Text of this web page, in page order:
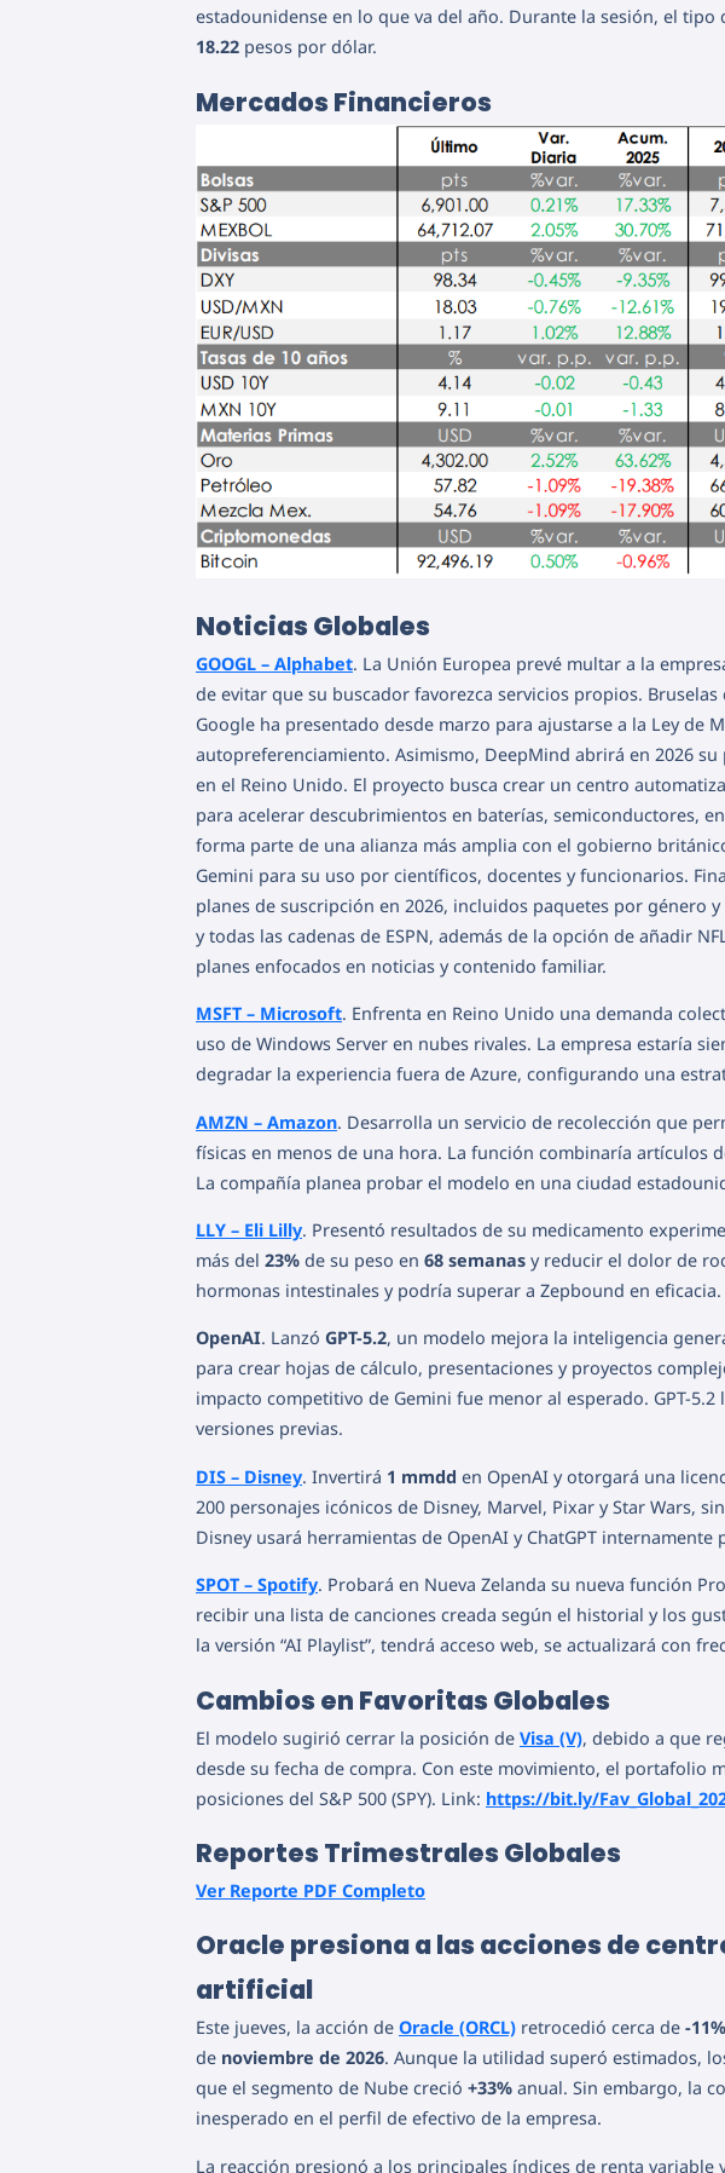
estadounidense en lo que va del año. Durante la sesión, el
18.22 pesos por dólar.
Mercados Financieros
Noticias Globales
GOOGL – Alphabet. La Unión Europea prevé multar a la
de evitar que su buscador favorezca servicios propios.
Google ha presentado desde marzo para ajustarse a la Ley de
autopreferenciamiento. Asimismo, DeepMind abrirá en 2026
en el Reino Unido. El proyecto busca crear un centro
para acelerar descubrimientos en baterías, semiconductores,
forma parte de una alianza más amplia con el gobierno
Gemini para su uso por científicos, docentes y funcionarios.
planes de suscripción en 2026, incluidos paquetes por género
y todas las cadenas de ESPN, además de la opción de añadir
planes enfocados en noticias y contenido familiar.
MSFT – Microsoft. Enfrenta en Reino Unido una demanda
uso de Windows Server en nubes rivales. La empresa estaría
degradar la experiencia fuera de Azure, configurando una
AMZN – Amazon. Desarrolla un servicio de recolección que
físicas en menos de una hora. La función combinaría artículos
La compañía planea probar el modelo en una ciudad
LLY – Eli Lilly. Presentó resultados de su medicamento
más del 23% de su peso en 68 semanas y reducir el dolor de
hormonas intestinales y podría superar a Zepbound en eficacia.
OpenAI. Lanzó GPT-5.2, un modelo mejora la inteligencia
para crear hojas de cálculo, presentaciones y proyectos
impacto competitivo de Gemini fue menor al esperado. GPT-
versiones previas.
DIS – Disney. Invertirá 1 mmdd en OpenAI y otorgará una
200 personajes icónicos de Disney, Marvel, Pixar y Star Wars,
Disney usará herramientas de OpenAI y ChatGPT
SPOT – Spotify. Probará en Nueva Zelanda su nueva función
recibir una lista de canciones creada según el historial y los
la versión “AI Playlist”, tendrá acceso web, se actualizará con
Cambios en Favoritas Globales
El modelo sugirió cerrar la posición de Visa (V), debido a que
desde su fecha de compra. Con este movimiento, el portafolio
posiciones del S&P 500 (SPY). Link: https://bit.ly/
Reportes Trimestrales Globales
Ver Reporte PDF Completo
Oracle presiona a las acciones de
artificial
Este jueves, la acción de Oracle (ORCL) retrocedió cerca de -11%
de noviembre de 2026. Aunque la utilidad superó estimados,
que el segmento de Nube creció +33% anual. Sin embargo, la
inesperado en el perfil de efectivo de la empresa.
La reacción presionó a los principales índices de renta variable